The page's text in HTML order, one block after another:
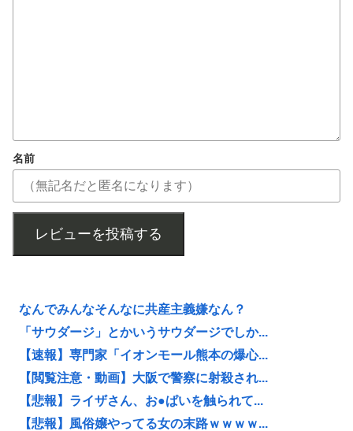
名前
レビューを投稿する
なんでみんなそんなに共産主義嫌なん？
「サウダージ」とかいうサウダージでしか...
【速報】専門家「イオンモール熊本の爆心...
【閲覧注意・動画】大阪で警察に射殺され...
【悲報】ライザさん、お●ぱいを触られて...
【悲報】風俗嬢やってる女の末路ｗｗｗｗ...